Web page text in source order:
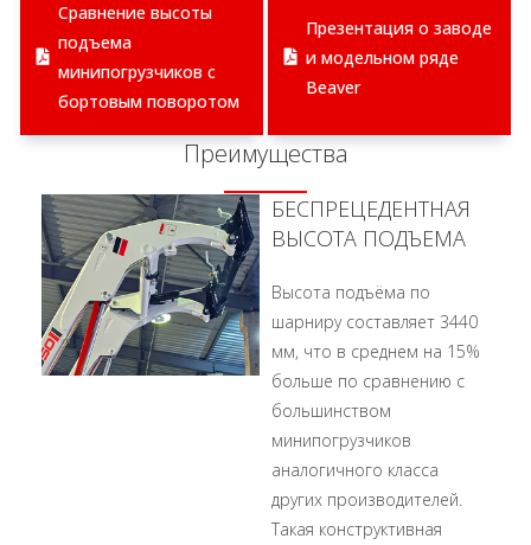
Сравнение высоты
подъема
минипогрузчиков с
бортовым поворотом
Презентация о заводе
и модельном ряде
Beaver
Преимущества
БЕСПРЕЦЕДЕНТНАЯ
ВЫСОТА ПОДЪЕМА
Высота подъёма по
шарниру составляет 3440
мм, что в среднем на 15%
больше по сравнению с
большинством
минипогрузчиков
аналогичного класса
других производителей.
Такая конструктивная